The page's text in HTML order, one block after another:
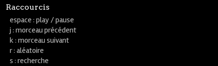
Raccourcis
espace : play / pause
j : morceau précédent
k : morceau suivant
r : aléatoire
s : recherche